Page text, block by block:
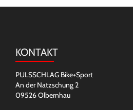
KONTAKT
PULSSCHLAG Bike+Sport
An der Natzschung 2
09526 Olbernhau